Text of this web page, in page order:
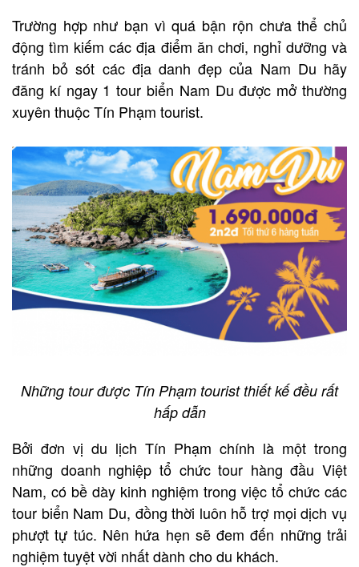
Trường hợp như bạn vì quá bận rộn chưa thể chủ
động tìm kiếm các địa điểm ăn chơi, nghỉ dưỡng và
tránh bỏ sót các địa danh đẹp của Nam Du hãy
đăng kí ngay 1 tour biển Nam Du được mở thường
xuyên thuộc Tín Phạm tourist.
Những tour được Tín Phạm tourist thiết kế đều rất
hấp dẫn
Bởi đơn vị du lịch Tín Phạm chính là một trong
những doanh nghiệp tổ chức tour hàng đầu Việt
Nam, có bề dày kinh nghiệm trong việc tổ chức các
tour biển Nam Du, đồng thời luôn hỗ trợ mọi dịch vụ
phượt tự túc. Nên hứa hẹn sẽ đem đến những trải
nghiệm tuyệt vời nhất dành cho du khách.